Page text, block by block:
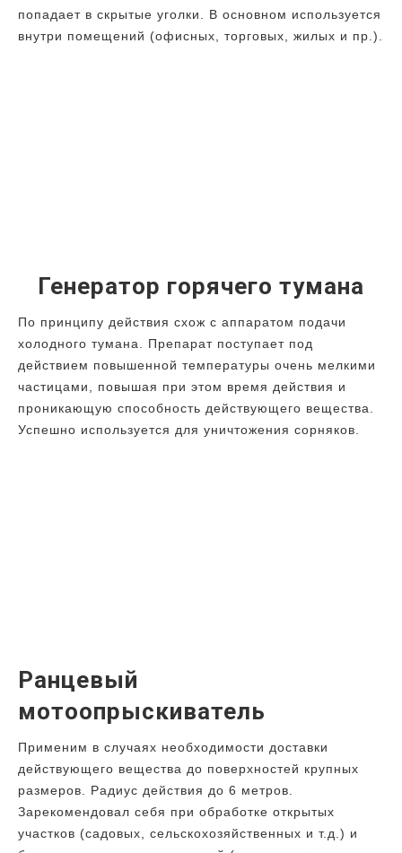
попадает в скрытые уголки. В основном используется
внутри помещений (офисных, торговых, жилых и пр.).
Генератор горячего тумана
По принципу действия схож с аппаратом подачи
холодного тумана. Препарат поступает под
действием повышенной температуры очень мелкими
частицами, повышая при этом время действия и
проникающую способность действующего вещества.
Успешно используется для уничтожения сорняков.
Ранцевый
мотоопрыскиватель
Применим в случаях необходимости доставки
действующего вещества до поверхностей крупных
размеров. Радиус действия до 6 метров.
Зарекомендовал себя при обработке открытых
участков (садовых, сельскохозяйственных и т.д.) и